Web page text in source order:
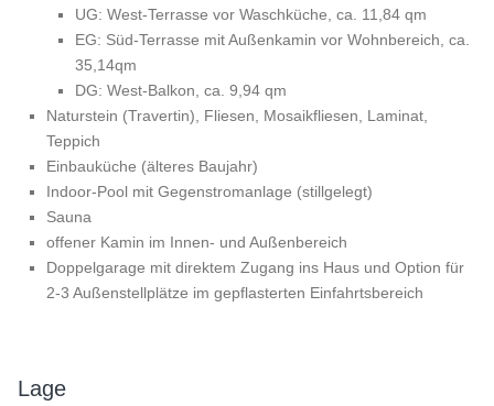
UG: West-Terrasse vor Waschküche, ca. 11,84 qm
EG: Süd-Terrasse mit Außenkamin vor Wohnbereich, ca.
35,14qm
DG: West-Balkon, ca. 9,94 qm
Naturstein (Travertin), Fliesen, Mosaikfliesen, Laminat,
Teppich
Einbauküche (älteres Baujahr)
Indoor-Pool mit Gegenstromanlage (stillgelegt)
Sauna
offener Kamin im Innen- und Außenbereich
Doppelgarage mit direktem Zugang ins Haus und Option für
2-3 Außenstellplätze im gepflasterten Einfahrtsbereich
Lage